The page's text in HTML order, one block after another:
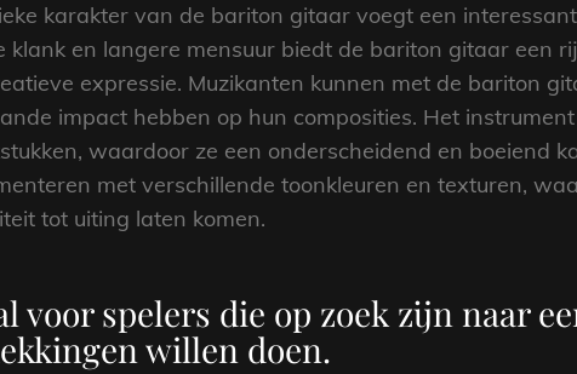
karakter van de bariton gitaar voegt een
klank en langere mensuur biedt de bariton gitaar een
expressie. Muzikanten kunnen met de bariton
impact hebben op hun composities. Het
waardoor ze een onderscheidend en boeiend
met verschillende toonkleuren en texturen,
tot uiting laten komen.
voor spelers die op zoek zijn naar
willen doen.